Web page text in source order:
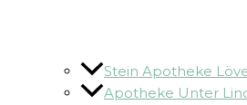
Stein Apotheke
Apotheke Unter